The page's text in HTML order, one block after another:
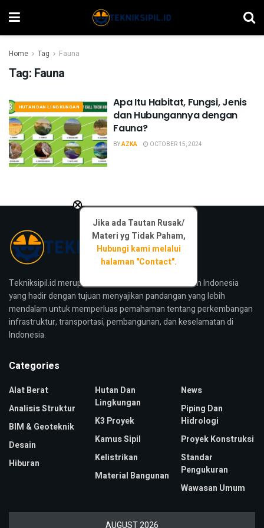
Home Tag Fauna
Tag: Fauna
HUTAN DAN LINGKUNGAN
Apa Itu Habitat, Fungsi, Jenis
dan Hubungannya dengan
Fauna?
BYAZKA OCTOBER 15, 2024
Tekniksipil.id merupakan media konstruksi bangunan Indonesia
yang hadir dengan tujuan menyajikan pandangan yang lebih
mendalam untuk memperluas pemahaman tentang perkembangan
infrastruktur, transportasi, pembangunan, dan keselamatan di
Indonesia.
Jika ada Tautan Rusak/
Materi yg Tidak Paham,
Hubungi kami melalui
halaman "Contact".
×
Categories
Alat Berat
Analisis Struktur
BIM & Geoteknik
Desain
Hiburan
Hutan Dan
Lingkungan
K3 Proyek
Kamus Sipil
Kelistrikan
Material Bangunan
News
Piping Dan
Hidrologi
Proyek Konstruksi
Standar
Pengukuran
Wawasan Umum
AUGUST 2026